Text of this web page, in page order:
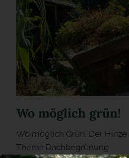
Wo möglich grün!
Wo möglich Grün! Der
Thema Dachbegrünung